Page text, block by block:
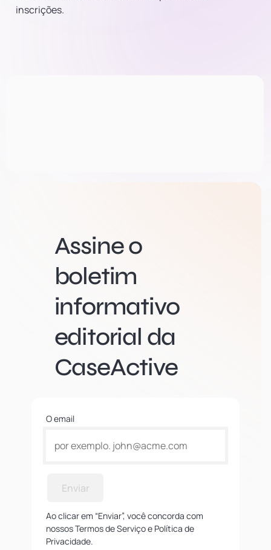
inscrições.
Assine o
boletim
informativo
editorial da
CaseActive
O email
Enviar
Ao clicar em “Enviar”, você concorda com
nossos Termos de Serviço e Política de
Privacidade.